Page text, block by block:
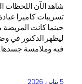
شاهد الآن
تسريبات كاميرا
حينما كانت المريضة
ليظهر الدكتور في
فيه وملامسة جسدها.
5 يناير، 2026